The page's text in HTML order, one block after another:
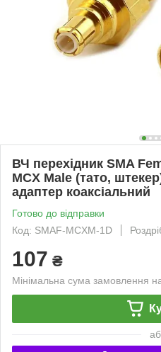
ВЧ перехідник SMA
MCX Male (тато,
адаптер коаксіальний
Готово до відправки
Код: SMAF-MCXM-1D
107 ₴
Мінімальна сума замовлення